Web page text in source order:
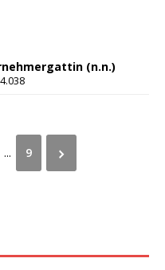
(n.n.)
... 9